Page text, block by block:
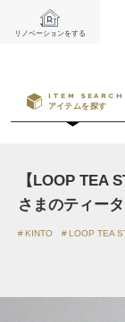
リノベーションをする
ITEM SEARCH
アイテムを探す
【LOOP TEA
さまのティータ
KINTO LOOP TEA